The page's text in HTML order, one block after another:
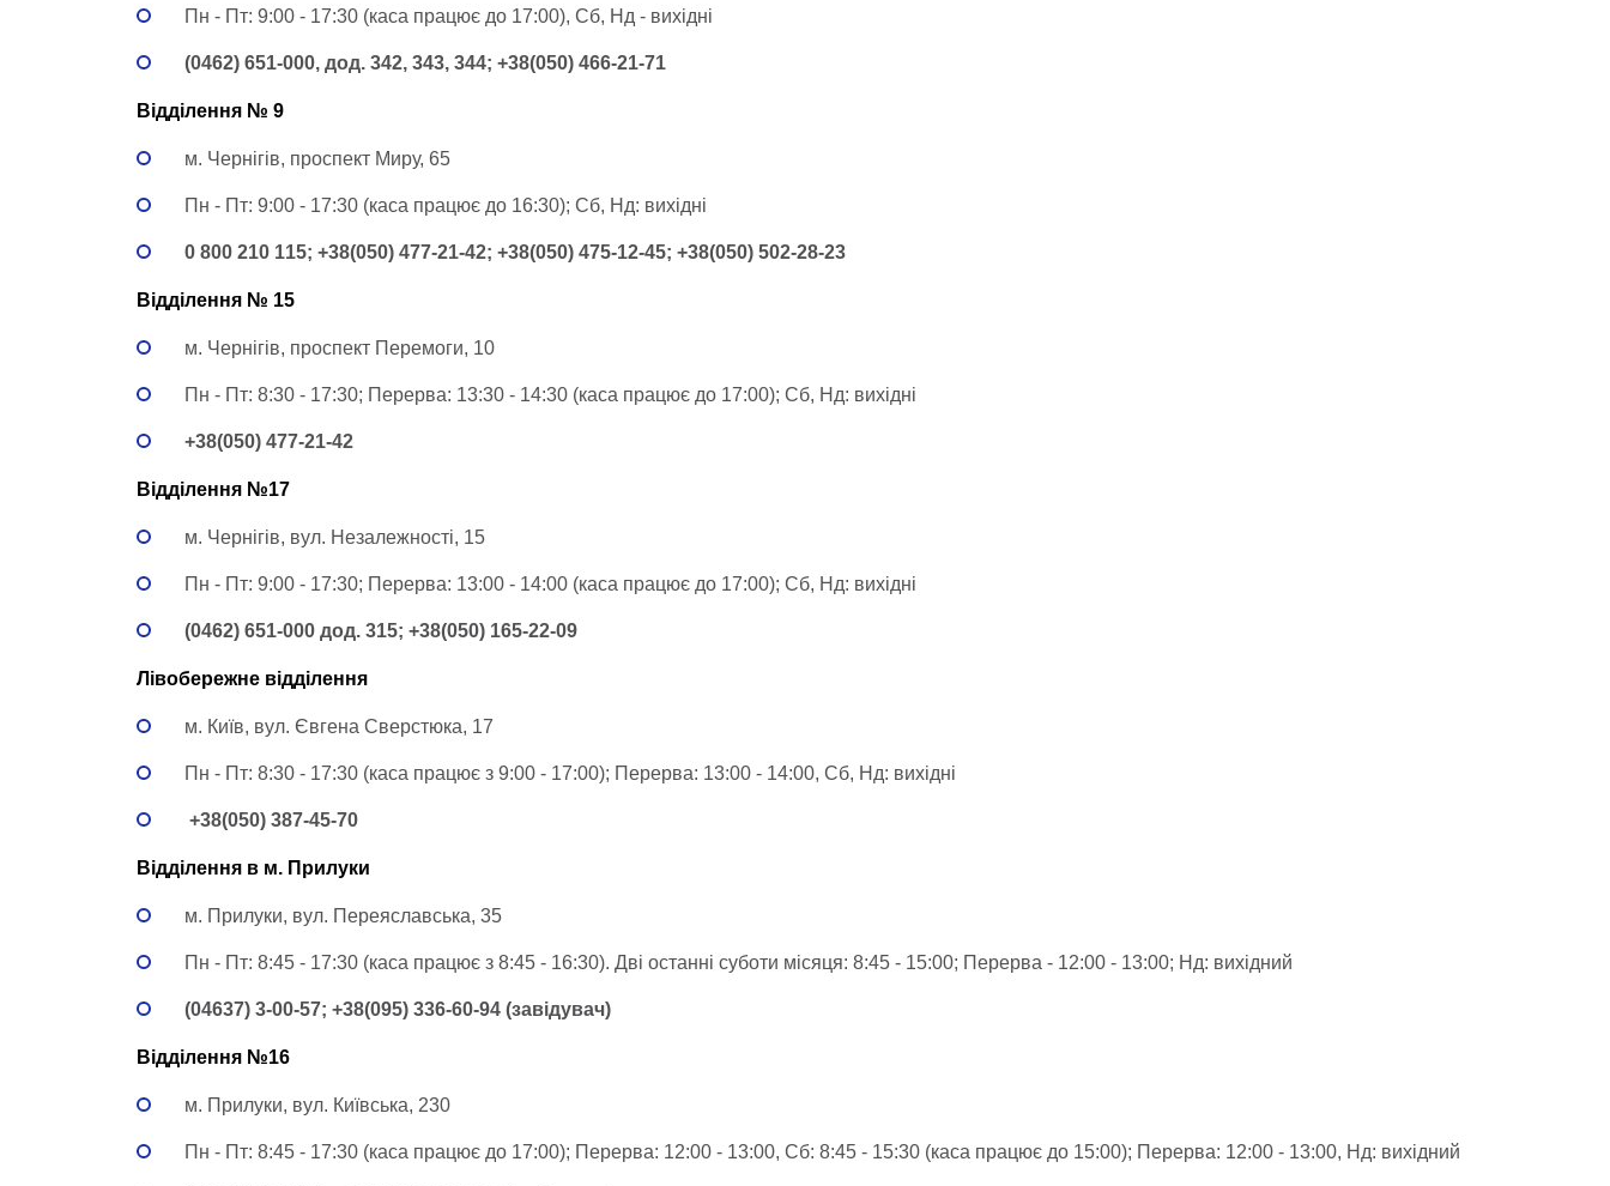
Пн - Пт: 9:00 - 17:30 (каса працює до 17:00), Сб, Нд - вихідні
(0462) 651-000, дод. 342, 343, 344; +38(050) 466-21-71
Відділення № 9
м. Чернігів, проспект Миру, 65
Пн - Пт: 9:00 - 17:30 (каса працює до 16:30); Сб, Нд: вихідні
0 800 210 115; +38(050) 477-21-42; +38(050) 475-12-45; +38(050) 502-28-23
Відділення № 15
м. Чернігів, проспект Перемоги, 10
Пн - Пт: 8:30 - 17:30; Перерва: 13:30 - 14:30 (каса працює до 17:00); Сб, Нд: вихідні
+38(050) 477-21-42
Відділення №17
м. Чернігів, вул. Незалежності, 15
Пн - Пт: 9:00 - 17:30; Перерва: 13:00 - 14:00 (каса працює до 17:00); Сб, Нд: вихідні
(0462) 651-000 дод. 315; +38(050) 165-22-09
Лівобережне відділення
м. Київ, вул. Євгена Сверстюка, 17
Пн - Пт: 8:30 - 17:30 (каса працює з 9:00 - 17:00); Перерва: 13:00 - 14:00, Сб, Нд: вихідні
+38(050) 387-45-70
Відділення в м. Прилуки
м. Прилуки, вул. Переяславська, 35
Пн - Пт: 8:45 - 17:30 (каса працює з 8:45 - 16:30). Дві останні суботи місяця: 8:45 - 15:00; Перерва - 12:00 - 13:00; Нд: вихідний
(04637) 3-00-57; +38(095) 336-60-94 (завідувач)
Відділення №16
м. Прилуки, вул. Київська, 230
Пн - Пт: 8:45 - 17:30 (каса працює до 17:00); Перерва: 12:00 - 13:00, Сб: 8:45 - 15:30 (каса працює до 15:00); Перерва: 12:00 - 13:00, Нд: вихідний